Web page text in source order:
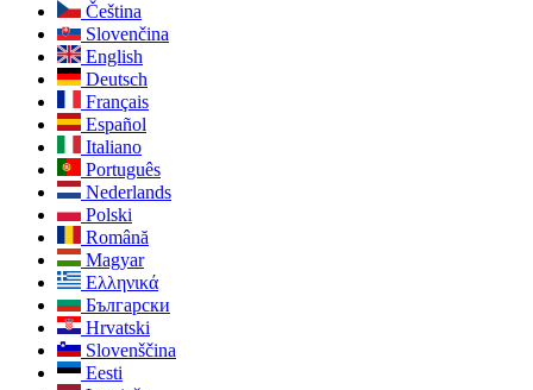
Čeština
Slovenčina
English
Deutsch
Français
Español
Italiano
Português
Nederlands
Polski
Română
Magyar
Ελληνικά
Български
Hrvatski
Slovenščina
Eesti